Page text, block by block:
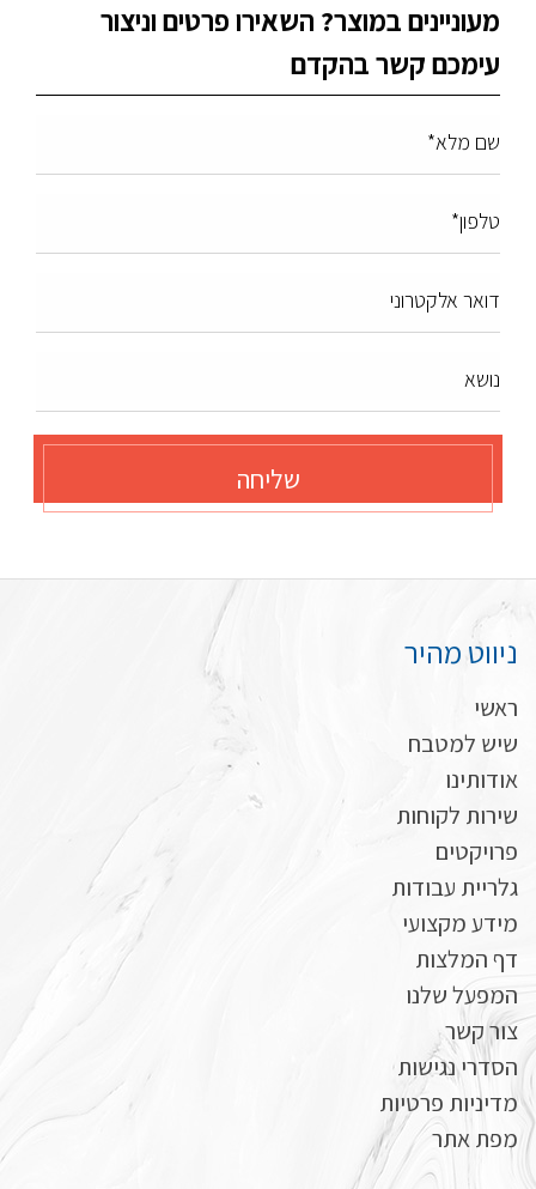
מעוניינים במוצר? השאירו פרטים וניצור
עימכם קשר בהקדם
שם מלא*
טלפון*
דואר אלקטרוני
נושא
שליחה
ניווט מהיר
ראשי
שיש למטבח
אודותינו
שירות לקוחות
פרויקטים
גלריית עבודות
מידע מקצועי
דף המלצות
המפעל שלנו
צור קשר
הסדרי נגישות
מדיניות פרטיות
מפת אתר